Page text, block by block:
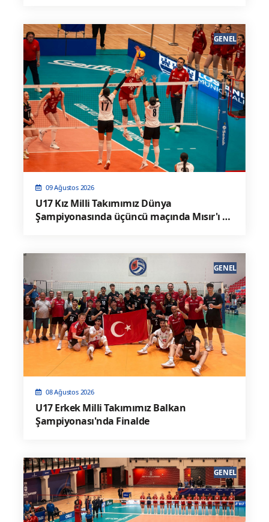
09 Ağustos 2026
U17 Kız Milli Takımımız Dünya
Şampiyonasında üçüncü maçında Mısır'ı 3-
GENEL
08 Ağustos 2026
U17 Erkek Milli Takımımız Balkan
Şampiyonası'nda Finalde
GENEL
GENEL